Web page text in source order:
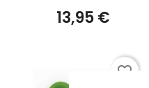
13,95 €
favorite_border